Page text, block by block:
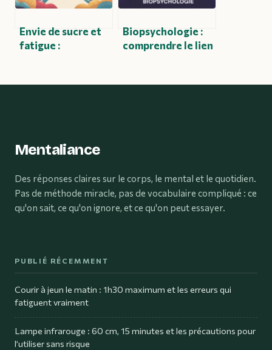
Envie de sucre et
fatigue :
efficaces
Biopsychologie :
comprendre le lien
comportements
Mentaliance
Des réponses claires sur le corps, le mental et le quotidien.
Pas de méthode miracle, pas de vocabulaire compliqué : ce
qu'on sait, ce qu'on ignore, et ce qu'on peut essayer.
PUBLIÉ RÉCEMMENT
Courir à jeun le matin : 1h30 maximum et les erreurs qui
fatiguent vraiment
Lampe infrarouge : 60 cm, 15 minutes et les précautions pour
l’utiliser sans risque